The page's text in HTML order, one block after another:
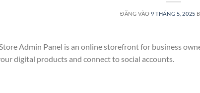
ĐĂNG VÀO9 THÁNG 5, 2025
Admin Panel is an online storefront for business
digital products and connect to social accounts.